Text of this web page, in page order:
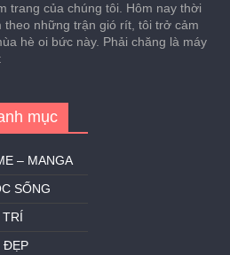
trang của chúng tôi. Hôm nay thời
theo những trận gió rít, tôi trở cảm
hè oi bức này. Phải chăng là máy
mục
– MANGA
SỐNG
ĐẸP